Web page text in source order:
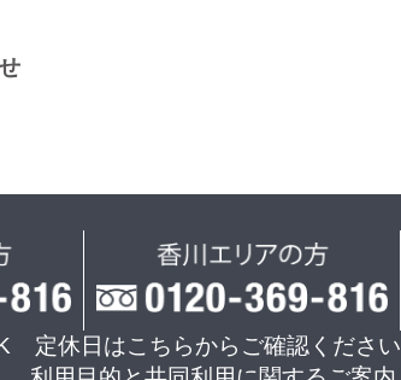
定休日はこちらからご確認ください